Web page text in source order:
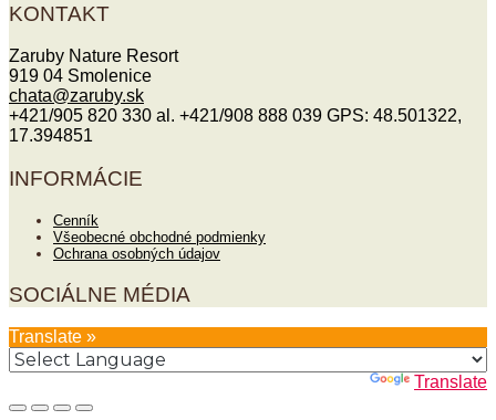
KONTAKT
Zaruby Nature Resort
919 04 Smolenice
chata@zaruby.sk
+421/905 820 330 al. +421/908 888 039 GPS: 48.501322,
17.394851
INFORMÁCIE
Cenník
Všeobecné obchodné podmienky
Ochrana osobných údajov
SOCIÁLNE MÉDIA
Translate »
Translate